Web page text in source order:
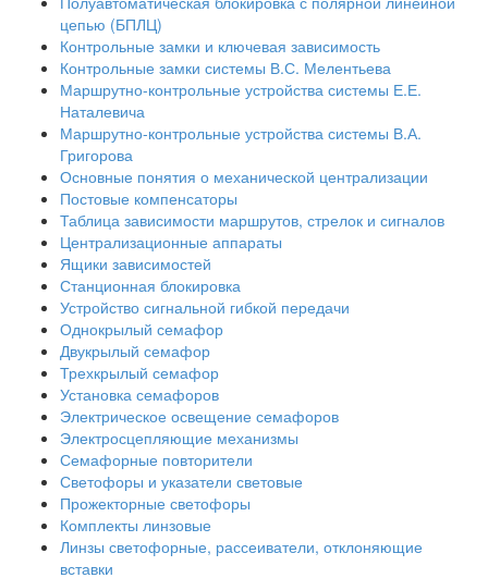
цепью (БПЛЦ)
Контрольные замки и ключевая зависимость
Контрольные замки системы В.С. Мелентьева
Маршрутно-контрольные устройства системы Е.Е.
Наталевича
Маршрутно-контрольные устройства системы В.А.
Григорова
Основные понятия о механической централизации
Постовые компенсаторы
Таблица зависимости маршрутов, стрелок и сигналов
Централизационные аппараты
Ящики зависимостей
Станционная блокировка
Устройство сигнальной гибкой передачи
Однокрылый семафор
Двукрылый семафор
Трехкрылый семафор
Установка семафоров
Электрическое освещение семафоров
Электросцепляющие механизмы
Семафорные повторители
Светофоры и указатели световые
Прожекторные светофоры
Комплекты линзовые
Линзы светофорные, рассеиватели, отклоняющие
вставки